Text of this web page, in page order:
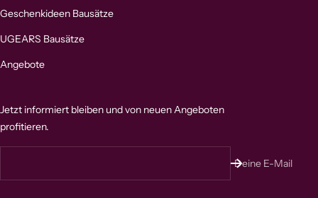
Geschenkideen Bausätze
UGEARS Bausätze
Angebote
Jetzt informiert bleiben und von neuen Angeboten
profitieren.
Deine E-Mail